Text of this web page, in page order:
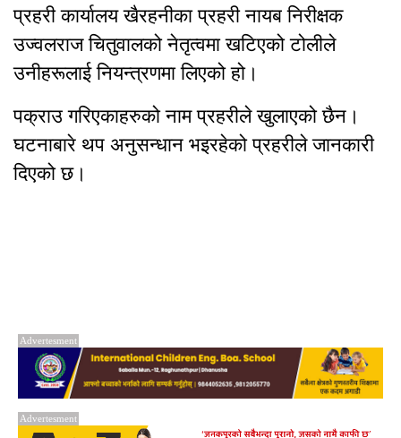
प्रहरी कार्यालय खैरहनीका प्रहरी नायब निरीक्षक
उज्वलराज चितुवालको नेतृत्वमा खटिएको टोलीले
उनीहरूलाई नियन्त्रणमा लिएको हो।
पक्राउ गरिएकाहरुको नाम प्रहरीले खुलाएको छैन।
घटनाबारे थप अनुसन्धान भइरहेको प्रहरीले जानकारी
दिएको छ।
Advertesment
Advertesment